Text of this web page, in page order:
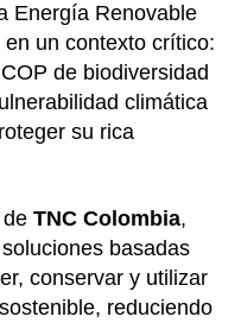
Energía Renovable
un contexto crítico:
de biodiversidad
climática
su rica
TNC Colombia,
basadas
conservar y utilizar
reduciendo